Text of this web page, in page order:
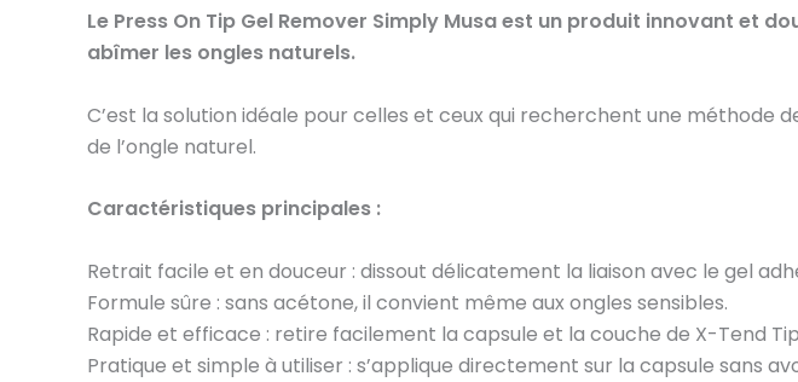
Le Press On Tip Gel Remover Simply Musa est un produit innovant et
abîmer les ongles naturels.
C’est la solution idéale pour celles et ceux qui recherchent une
de l’ongle naturel.
Caractéristiques principales :
Retrait facile et en douceur : dissout délicatement la liaison avec le gel
Formule sûre : sans acétone, il convient même aux ongles sensibles.
Rapide et efficace : retire facilement la capsule et la couche de X-Tend
Pratique et simple à utiliser : s’applique directement sur la capsule sans